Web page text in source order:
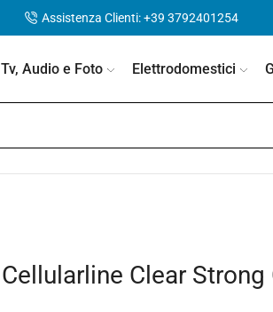
Assistenza Clienti: +39 3792401254
Tv, Audio e Foto Elettrodomestici
Cellularline Clear